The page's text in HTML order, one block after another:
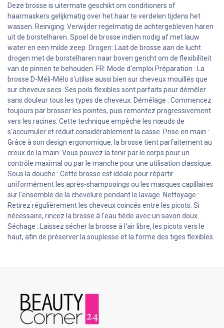
Deze brosse is uitermate geschikt om conditioners of
haarmaskers gelijkmatig over het haar te verdelen tijdens het
wassen. Reiniging: Verwijder regelmatig de achtergebleven haren
uit de borstelharen. Spoel de brosse indien nodig af met lauw
water en een milde zeep. Drogen: Laat de brosse aan de lucht
drogen met de borstelharen naar boven gericht om de flexibiliteit
van de pinnen te behouden. FR: Mode d'emploi Préparation : La
brosse D-Méli-Mélo s'utilise aussi bien sur cheveux mouillés que
sur cheveux secs. Ses poils flexibles sont parfaits pour démêler
sans douleur tous les types de cheveux. Démêlage : Commencez
toujours par brosser les pointes, puis remontez progressivement
vers les racines. Cette technique empêche les nœuds de
s'accumuler et réduit considérablement la casse. Prise en main :
Grâce à son design ergonomique, la brosse tient parfaitement au
creux de la main. Vous pouvez la tenir par le corps pour un
contrôle maximal ou par le manche pour une utilisation classique.
Sous la douche : Cette brosse est idéale pour répartir
uniformément les après-shampooings ou les masques capillaires
sur l'ensemble de la chevelure pendant le lavage. Nettoyage :
Retirez régulièrement les cheveux coincés entre les picots. Si
nécessaire, rincez la brosse à l'eau tiède avec un savon doux.
Séchage : Laissez sécher la brosse à l'air libre, les picots vers le
haut, afin de préserver la souplesse et la forme des tiges flexibles.